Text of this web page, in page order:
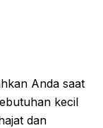
Anda saat
kecil
dan